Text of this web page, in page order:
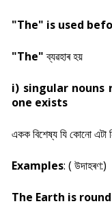
"The" is used
"The"ব্যৱহাৰ হয়
i) singular
one exists
একক বিশেষ্য যি কোনো এটা
Examples: (উদাহৰণ:)
The Earth is